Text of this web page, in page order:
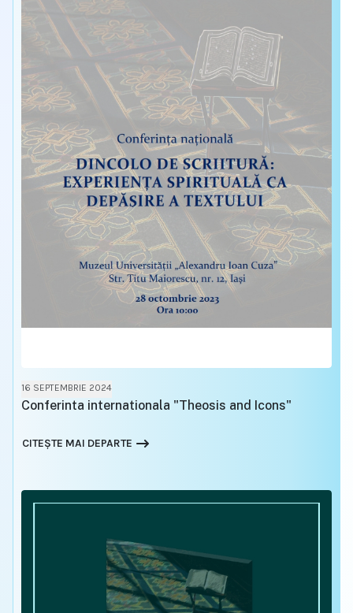
16 SEPTEMBRIE 2024
Conferinta internationala "Theosis and Icons"
CITEȘTE MAI DEPARTE